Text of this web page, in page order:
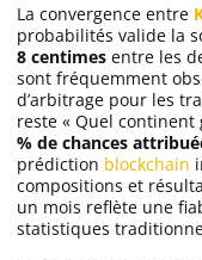
C’est quoi
Meilleur
La convergence entre
probabilités valide la
8 centimes entre les
sont fréquemment
d’arbitrage pour les
reste « Quel continent
% de chances
prédiction blockchain
compositions et
un mois reflète une
statistiques